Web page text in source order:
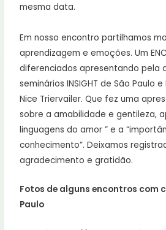
mesma data.
Em nosso encontro partilhamos
aprendizagem e emoções. Um
diferenciados apresentando pela
seminários INSIGHT de São Paulo
Nice Triervailer. Que fez uma
sobre a amabilidade e gentileza,
linguagens do amor ” e a
conhecimento”. Deixamos
agradecimento e gratidão.
Fotos de alguns encontros com
Paulo